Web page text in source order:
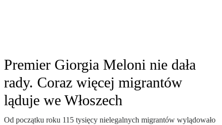
Premier Giorgia Meloni nie dała
rady. Coraz więcej migrantów
ląduje we Włoszech
Od początku roku 115 tysięcy nielegalnych migrantów wylądowało